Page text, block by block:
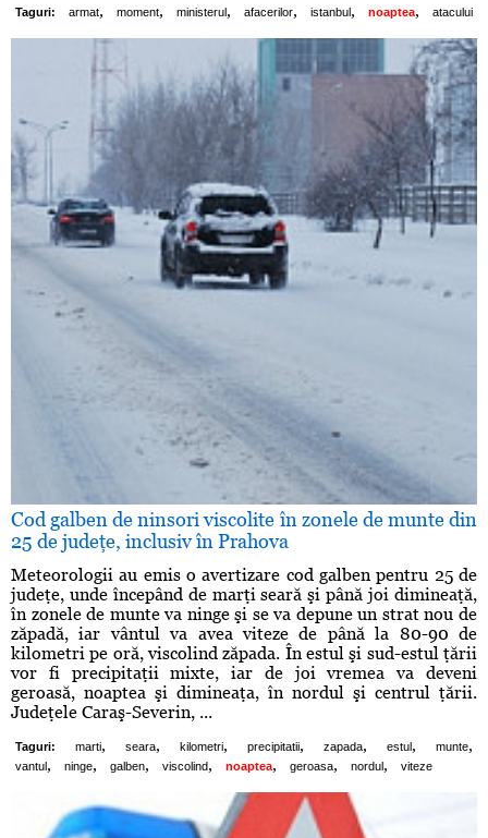
Taguri: armat, moment, ministerul , afacerilor, istanbul , noaptea, atacului
Cod galben de ninsori viscolite în zonele de munte din
25 de judeţe, inclusiv în Prahova
Meteorologii au emis o avertizare cod galben pentru 25 de
judeţe, unde începând de marţi seară şi până joi dimineaţă,
în zonele de munte va ninge şi se va depune un strat nou de
zăpadă, iar vântul va avea viteze de până la 80-90 de
kilometri pe oră, viscolind zăpada. În estul şi sud-estul ţării
vor fi precipitaţii mixte, iar de joi vremea va deveni
geroasă, noaptea şi dimineaţa, în nordul şi centrul ţării.
Judeţele Caraş-Severin, ...
Taguri: marti, seara, kilometri, precipitatii, zapada, estul , munte,
vantul , ninge, galben, viscolind, noaptea, geroasa, nordul , viteze